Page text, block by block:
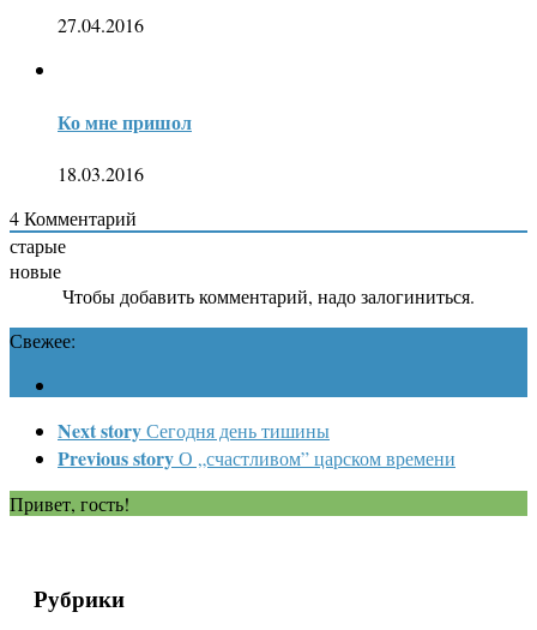
27.04.2016
Ко мне пришол
18.03.2016
4Комментарий
старые
новые
Чтобы добавить комментарий, надо залогиниться.
Свежее:
Next storyСегодня день тишины
Previous storyО „счастливом” царском времени
Привет, гость!
Рубрики